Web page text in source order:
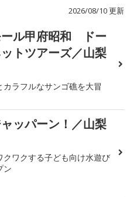
2026/08/10 更新
ール甲府昭和 ドー
トツアーズ／山梨
カラフルなサンゴ礁を大冒
ッパーン！／山梨
クワクする子ども向け水遊び
ン